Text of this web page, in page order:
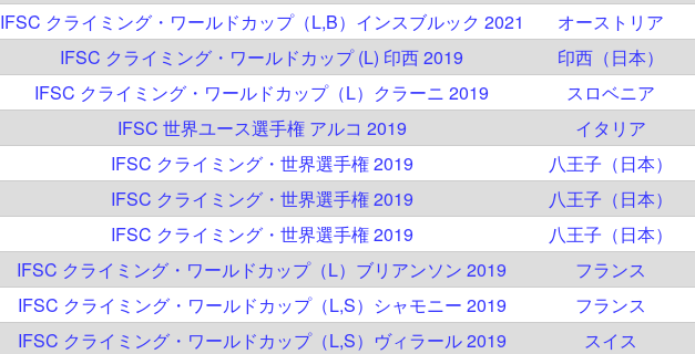
IFSC クライミング・ワールドカップ（L,B）インスブルック 2021 オーストリア
IFSC クライミング・ワールドカップ (L) 印西 2019 印西（日本）
IFSC クライミング・ワールドカップ（L）クラーニ 2019 スロベニア
IFSC 世界ユース選手権 アルコ 2019 イタリア
IFSC クライミング・世界選手権 2019 八王子（日本）
IFSC クライミング・世界選手権 2019 八王子（日本）
IFSC クライミング・世界選手権 2019 八王子（日本）
IFSC クライミング・ワールドカップ（L）ブリアンソン 2019 フランス
IFSC クライミング・ワールドカップ（L,S）シャモニー 2019 フランス
IFSC クライミング・ワールドカップ（L,S）ヴィラール 2019 スイス